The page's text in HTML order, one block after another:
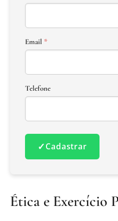
Email *
Telefone
✓Cadastrar
Ética e Exercício